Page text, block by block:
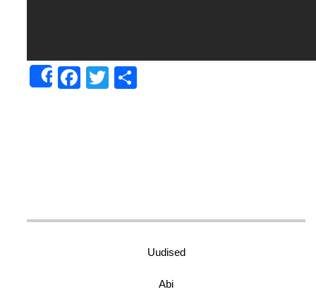
ShareFacebook
Twitter
Uudised
Abi